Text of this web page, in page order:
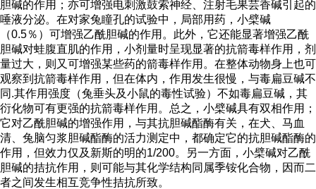
胆碱的作用；亦可增强电刺激鼓索神经、注射毛果芸香碱引起的
唾液分泌。在对家兔瞳孔的试验中，局部用药，小檗碱
（0.5％）可增强乙酰胆碱的作用。此外，它还能显著增强乙酰
胆碱对蛙腹直肌的作用，小剂量时呈现显著的抗箭毒样作用，剂
量过大，则又可增强某些药的箭毒样作用。在整体动物身上也可
观察到抗箭毒样作用，但在体内，作用发生很慢，与毒扁豆碱不
同.其作用强度（兔垂头及小鼠的毒性试验）不如毒扁豆碱，其
衍化物可有更强的抗箭毒样作用。总之，小檗碱具有双相作用；
它对乙酰胆碱的增强作用，与其抗胆碱酯酶有关，在犬、马血
清、兔脑匀浆胆碱酯酶的活力测定中，都确定它的抗胆碱酯酶的
作用，但效力仅及新斯的明的1/200。另一方面，小檗碱对乙酰
胆碱的拮抗作用，则可能与其化学结构同属季铵化合物，因而二
者之间发生相互竞争性拮抗所致。